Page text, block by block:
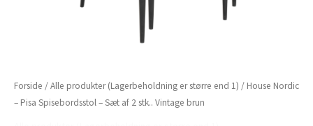
Forside /Alle produkter (Lagerbeholdning er større end 1) / House Nordic
– Pisa Spisebordsstol – Sæt af 2 stk.. Vintage brun